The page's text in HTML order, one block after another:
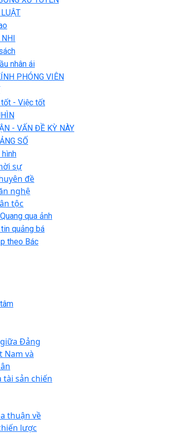
NHI
nhân ái
PHÓNG VIÊN
- Việc tốt
- VẤN ĐỀ KỲ NÀY
SỐ
hình
sự
đề
nghệ
tộc
qua ảnh
quảng bá
theo Bác
Đảng
Nam và
tài sản chiến
thuận về
lược